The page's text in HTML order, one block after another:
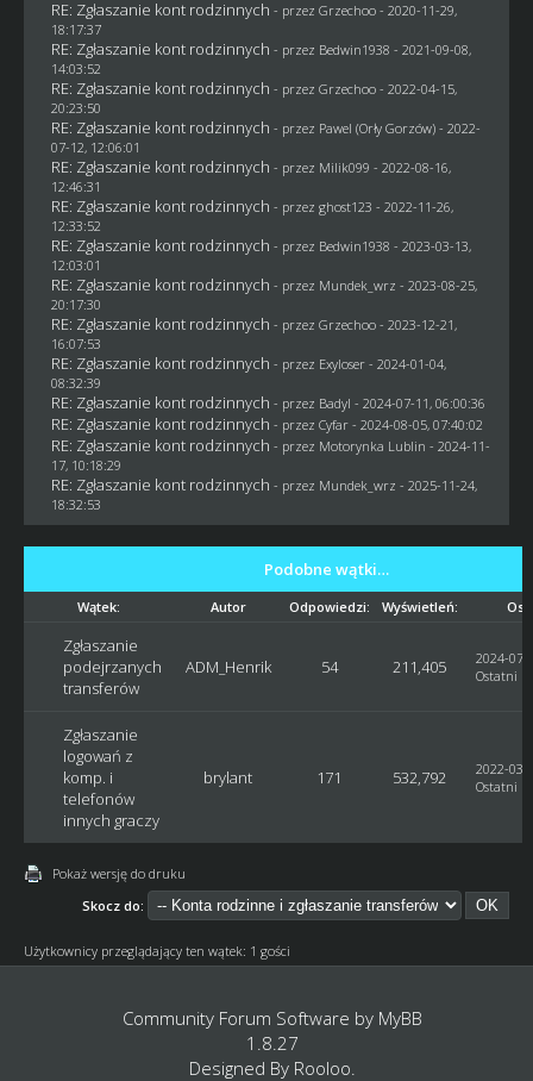
RE: Zgłaszanie kont rodzinnych - przez Grzechoo- 2020-11-29,
18:17:37
RE: Zgłaszanie kont rodzinnych - przez Bedwin1938 - 2021-09-08,
14:03:52
RE: Zgłaszanie kont rodzinnych - przez Grzechoo- 2022-04-15,
20:23:50
RE: Zgłaszanie kont rodzinnych - przez Pawel (Orły Gorzów)- 2022-
07-12, 12:06:01
RE: Zgłaszanie kont rodzinnych - przez Milik099 - 2022-08-16,
12:46:31
RE: Zgłaszanie kont rodzinnych - przez ghost123 - 2022-11-26,
12:33:52
RE: Zgłaszanie kont rodzinnych - przez Bedwin1938 - 2023-03-13,
12:03:01
RE: Zgłaszanie kont rodzinnych - przez Mundek_wrz - 2023-08-25,
20:17:30
RE: Zgłaszanie kont rodzinnych - przez Grzechoo- 2023-12-21,
16:07:53
RE: Zgłaszanie kont rodzinnych - przez Exyloser- 2024-01-04,
08:32:39
RE: Zgłaszanie kont rodzinnych - przez Badyl - 2024-07-11, 06:00:36
RE: Zgłaszanie kont rodzinnych - przez Cyfar- 2024-08-05, 07:40:02
RE: Zgłaszanie kont rodzinnych - przez Motorynka Lublin - 2024-11-
17, 10:18:29
RE: Zgłaszanie kont rodzinnych - przez Mundek_wrz - 2025-11-24,
18:32:53
Podobne wątki…
Wątek: Autor Odpowiedzi: Wyświetleń:
Zgłaszanie
podejrzanych
transferów
ADM_Henrik 54 211,405
2024-07-
Ostatni
Zgłaszanie
logowań z
komp. i
telefonów
innych graczy
brylant 171 532,792
2022-03-
Ostatni
Pokaż wersję do druku
Skocz do:
Użytkownicy przeglądający ten wątek: 1 gości
Community Forum Software by MyBB
1.8.27
Designed By Rooloo.